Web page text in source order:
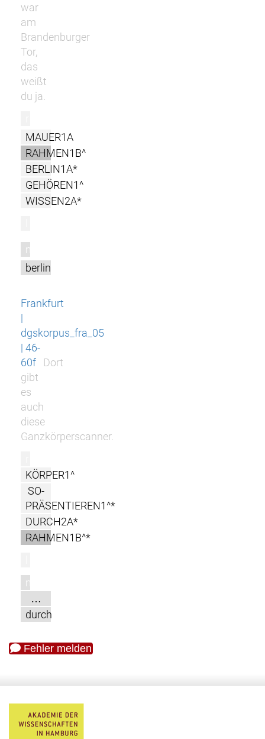
war
am
Brandenburger
Tor,
das
weißt
du ja.
MAUER1A
RAHMEN1B^
BERLIN1A*
GEHÖREN1^
WISSEN2A*
m
berlin
Frankfurt
|
dgskorpus_fra_05
| 46-
60f
Dort
gibt
es
auch
diese
Ganzkörperscanner.
KÖRPER1^
SO-
PRÄSENTIEREN1^*
DURCH2A*
RAHMEN1B^*
m
…
durch
Fehler melden